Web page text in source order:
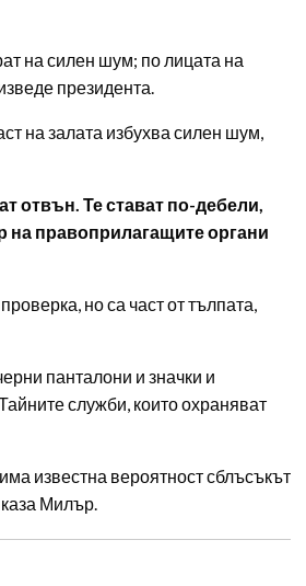
на силен шум; по лицата на
президента.
на залата избухва силен шум,
отвън. Те стават по-дебели,
на правоприлагащите органи
но са част от тълпата,
панталони и значки и
служби, които охраняват
известна вероятност сблъсъкът
Милър.